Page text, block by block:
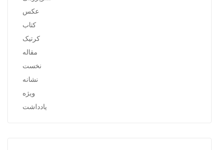
عکس
کتاب
کرتیک
مقاله
نخست
نشانه
ویژه
یادداشت